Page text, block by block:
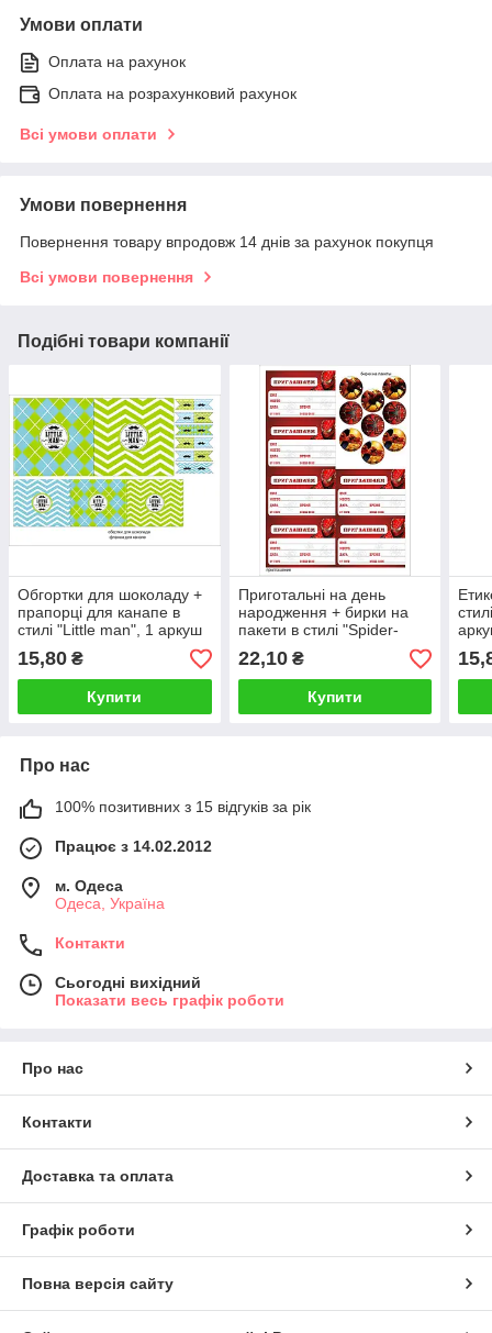
Умови оплати
Оплата на рахунок
Оплата на розрахунковий рахунок
Всі умови оплати
Умови повернення
Повернення товару впродовж 14 днів за рахунок покупця
Всі умови повернення
Подібні товари компанії
Обгортки для шоколаду +
прапорці для канапе в
стилі "Little man", 1 аркуш
15,80 ₴
Купити
Приготальні на день
народження + бирки на
пакети в стилі "Spider-
Man", 1 аркуш
22,10₴
Купити
Про нас
100% позитивних з 15 відгуків за рік
Працює з 14.02.2012
м. Одеса
Одеса, Україна
Контакти
Сьогодні вихідний
Показати весь графік роботи
Про нас
Контакти
Доставка та оплата
Графік роботи
Повна версія сайту